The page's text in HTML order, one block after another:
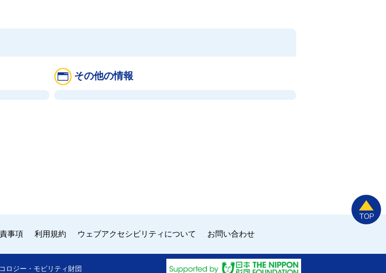
その他の情報
事項 利用規約 ウェブアクセシビリティについて お問い合わせ
ロジー・モビリティ財団